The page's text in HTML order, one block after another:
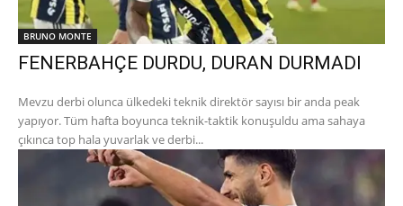
BRUNO MONTE
FENERBAHÇE DURDU, DURAN DURMADI
Mevzu derbi olunca ülkedeki teknik direktör sayısı bir anda peak
yapıyor. Tüm hafta boyunca teknik-taktik konuşuldu ama sahaya
çıkınca top hala yuvarlak ve derbi...